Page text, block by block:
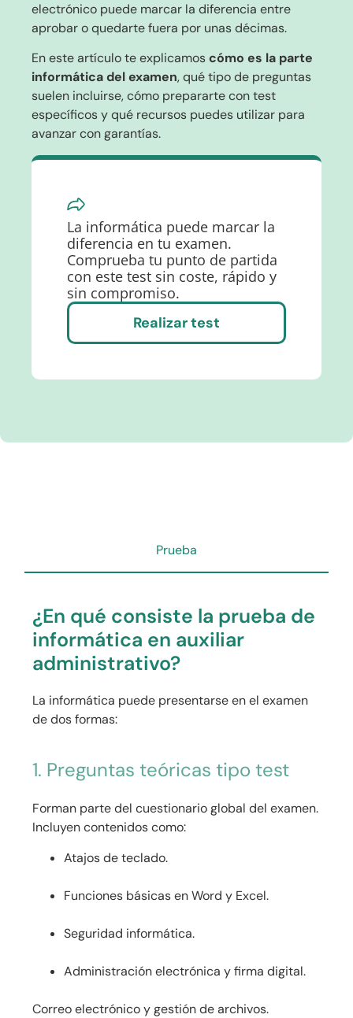
electrónico puede marcar la diferencia entre
aprobar o quedarte fuera por unas décimas.
En este artículo te explicamoscómo es la parte
informática del examen, qué tipo de preguntas
suelen incluirse, cómo prepararte con test
específicos y qué recursos puedes utilizar para
avanzar con garantías.
La informática puede marcar la
diferencia en tu examen.
Comprueba tu punto de partida
con este test sin coste, rápido y
sin compromiso.
Realizar test
Prueba
¿En qué consiste la prueba de
informática en auxiliar
administrativo?
La informática puede presentarse en el examen
de dos formas:
1. Preguntas teóricas tipo test
Forman parte del cuestionario global del examen.
Incluyen contenidos como:
Atajos de teclado.
Funciones básicas en Word y Excel.
Seguridad informática.
Administración electrónica y firma digital.
Correo electrónico y gestión de archivos.